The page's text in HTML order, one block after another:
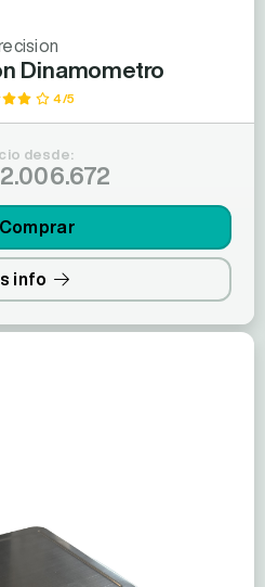
Dinamometro
4/5
desde:
2.006.672
Comprar
info